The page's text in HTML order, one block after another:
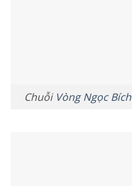
Chuỗi Vòng Ngọc Bích